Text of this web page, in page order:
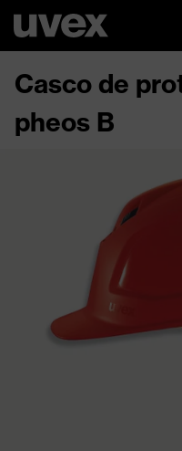
Casco de
pheos B